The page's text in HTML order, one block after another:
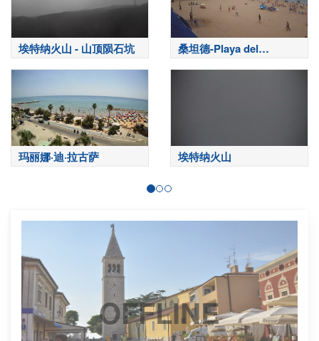
埃特纳火山 - 山顶陨石坑
桑坦德-Playa del
Sardinero
玛丽娜·迪·拉古萨 埃特纳火山
OFFLINE